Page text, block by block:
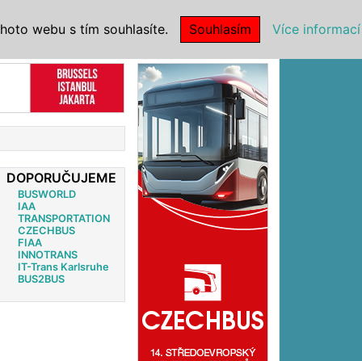
DOPORUČUJEME
BUSWORLD
IAA
TRANSPORTATION
CZECHBUS
FIAA
INNOTRANS
IT-Trans Karlsruhe
BUS2BUS
webu s tím souhlasíte. Souhlasím Více informací